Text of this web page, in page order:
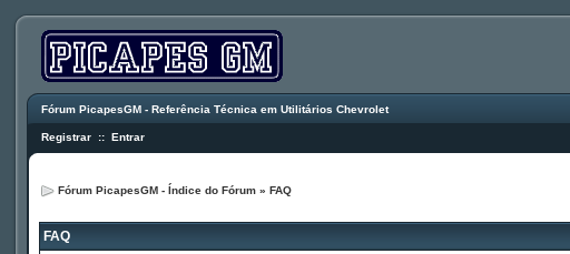
Fórum PicapesGM - Referência Técnica em Utilitários Chevrolet
Registrar :: Entrar
Fórum PicapesGM - Índice do Fórum » FAQ
FAQ